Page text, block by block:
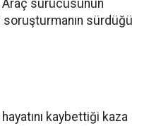
Araç sürücüsünün
soruşturmanın sürdüğü
kaybettiği kaza